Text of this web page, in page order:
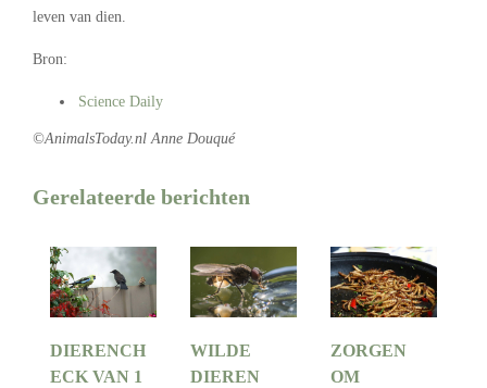
leven van dien.
Bron:
Science Daily
©AnimalsToday.nl Anne Douqué
Gerelateerde berichten
DIERENCH
ECK VAN 1
WILDE
DIEREN
ZORGEN
OM